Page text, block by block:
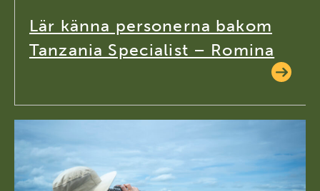
Lär känna personerna bakom
Tanzania Specialist – Romina